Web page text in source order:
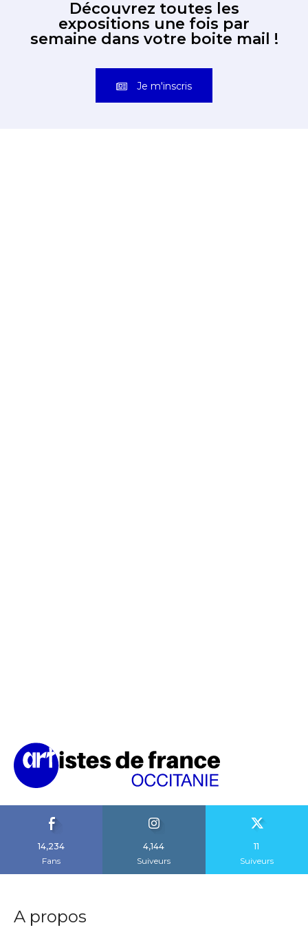
Découvrez toutes les
expositions une fois par
semaine dans votre boite mail !
Je m'inscris
14,234
Fans
4,144
Suiveurs
11
Suiveurs
A propos